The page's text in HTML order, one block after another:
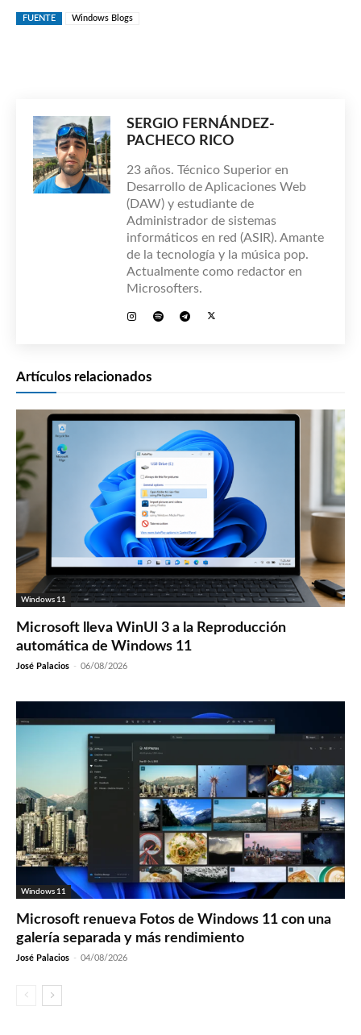
FUENTE Windows Blogs
SERGIO FERNÁNDEZ-
PACHECO RICO
23 años. Técnico Superior en
Desarrollo de Aplicaciones Web
(DAW) y estudiante de
Administrador de sistemas
informáticos en red (ASIR). Amante
de la tecnología y la música pop.
Actualmente como redactor en
Microsofters.
Artículos relacionados
Windows 11
Microsoft lleva WinUI 3 a la Reproducción
automática de Windows 11
José Palacios - 06/08/2026
Windows 11
Microsoft renueva Fotos de Windows 11 con una
galería separada y más rendimiento
José Palacios - 04/08/2026